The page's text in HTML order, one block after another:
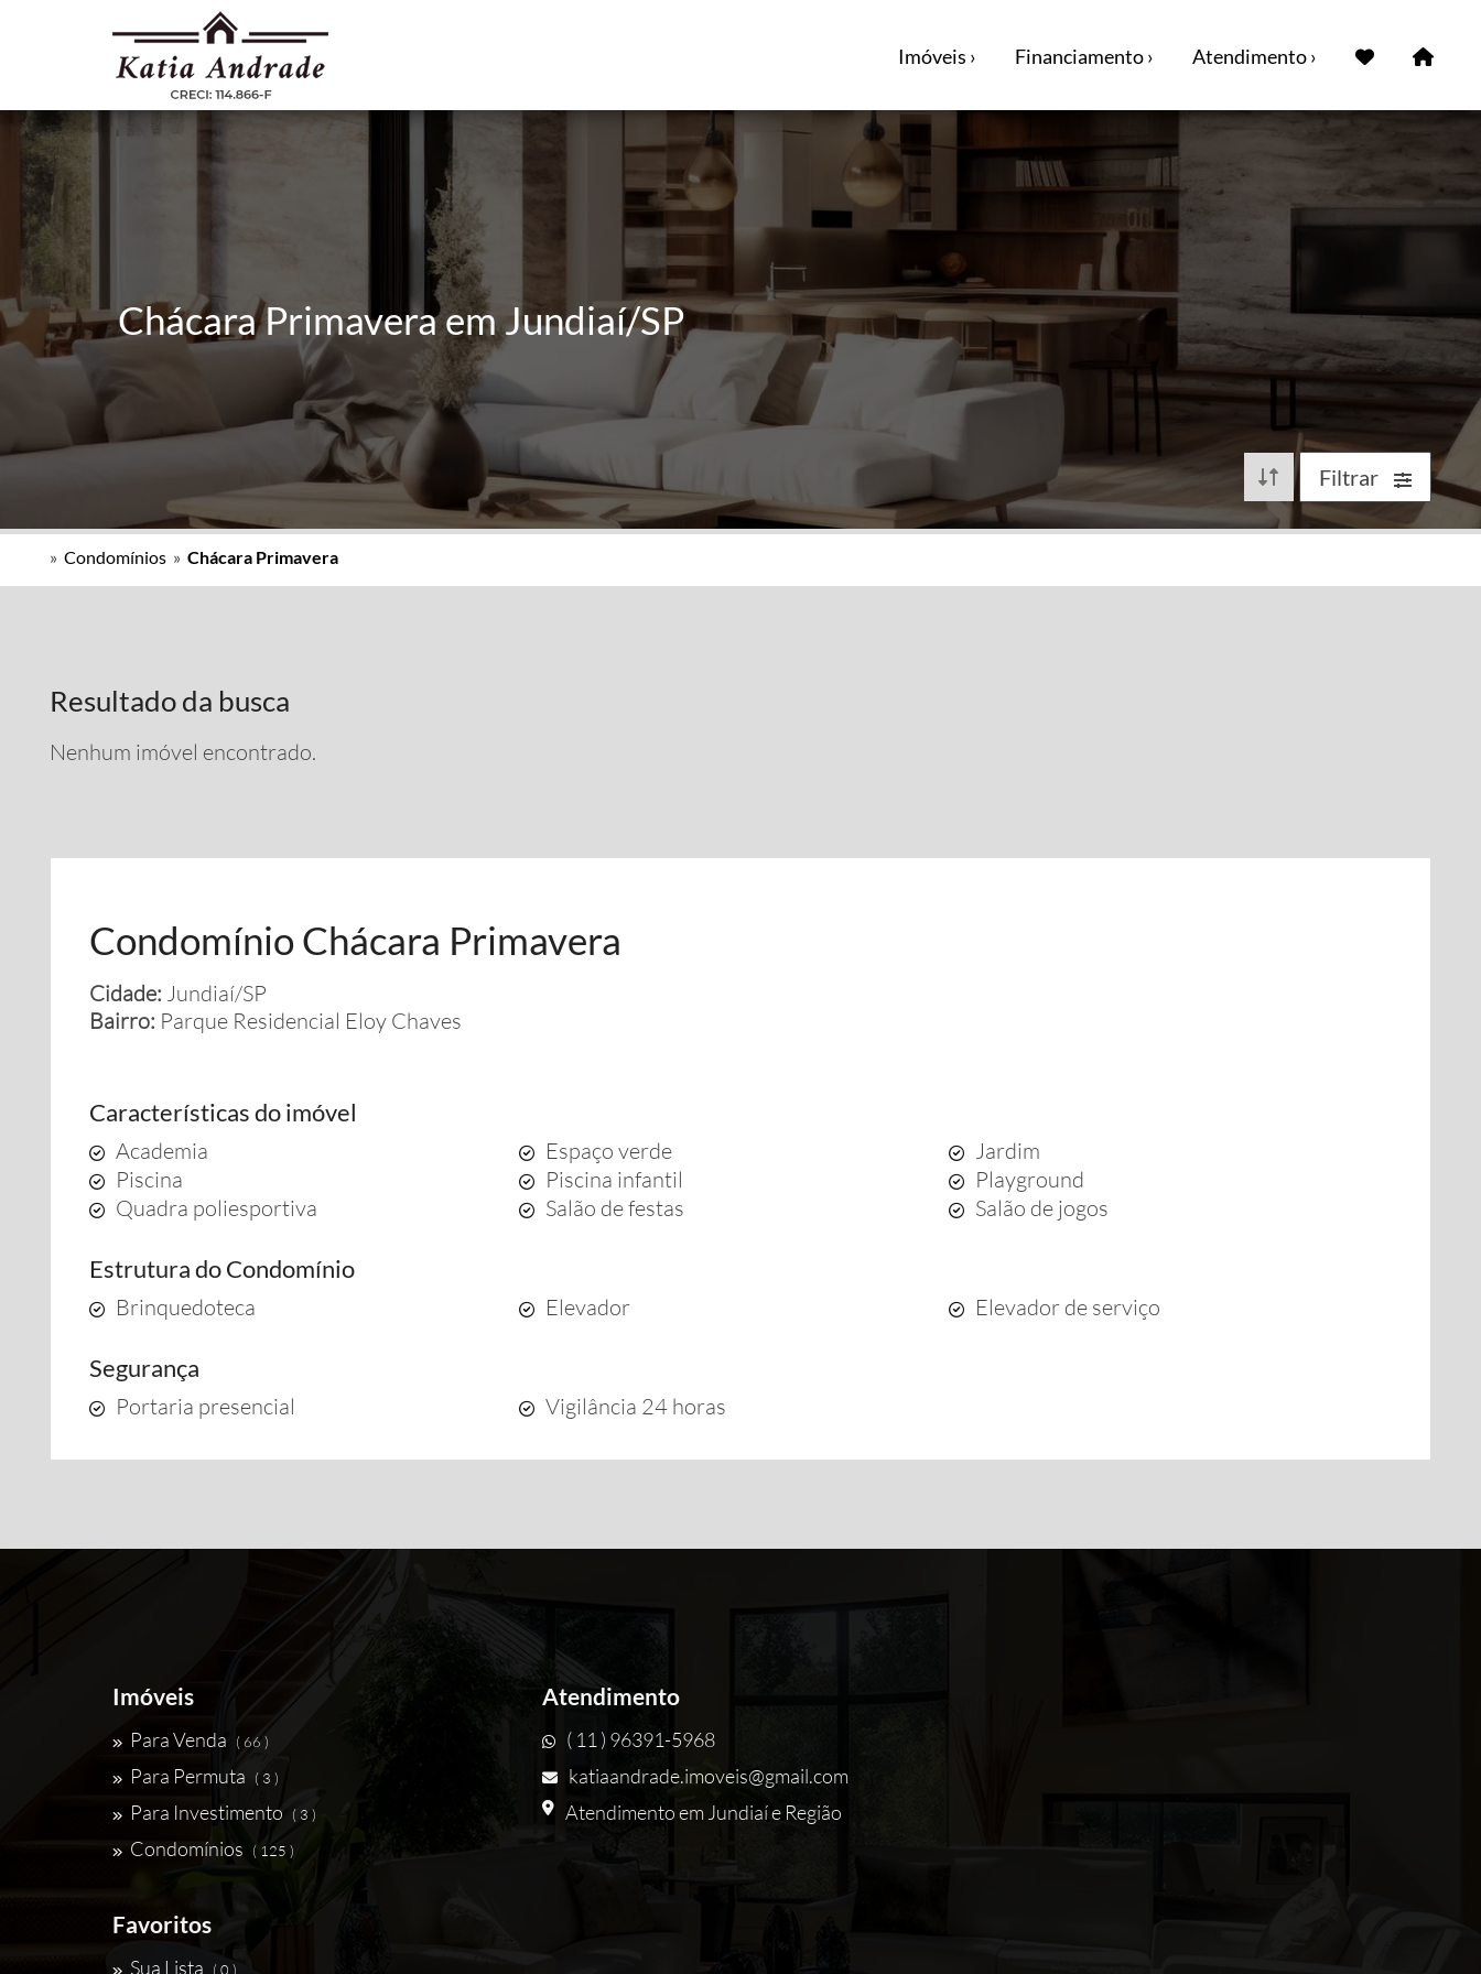
Imóveis › Financiamento › Atendimento ›
Chácara Primavera em Jundiaí/SP
Filtrar
» Condomínios » Chácara Primavera
Resultado da busca
Nenhum imóvel encontrado.
Condomínio Chácara Primavera
Cidade: Jundiaí/SP
Bairro: Parque Residencial Eloy Chaves
Características do imóvel
Academia Espaço verde
Jardim
Piscina
Piscina infantil
Playground
Quadra poliesportiva
Salão de festas Salão de jogos
Estrutura do Condomínio
Brinquedoteca Elevador Elevador de serviço
Segurança
Portaria presencial Vigilância 24 horas
Imóveis
Para Venda ( 66 )
Para Permuta ( 3 )
Para Investimento ( 3 )
Condomínios ( 125 )
Favoritos
Sua Lista ( 0 )
Atendimento
( 11 ) 96391-5968
katiaandrade.imoveis@gmail.com
Atendimento em Jundiaí e Região